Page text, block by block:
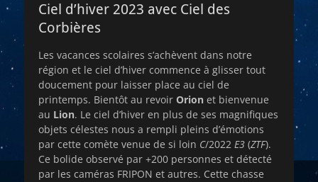
Ciel d’hiver 2023 avec Ciel des
Corbières
Les vacances scolaires s’achèvent dans notre
région et le ciel d’hiver commence à glisser tout
doucement pour laisser place au ciel de
printemps. Bientôt au revoir Orion et bienvenue
au Lion. Le ciel d’hiver en plus de ses magnifiques
objets célestes nous a rempli pleins d’émotions
par cette comète venue de si loin C/2022 E3 (ZTF).
Ce bolide observé par +200 personnes et détecté
par les caméras FRIPON et autres. Cette chasse